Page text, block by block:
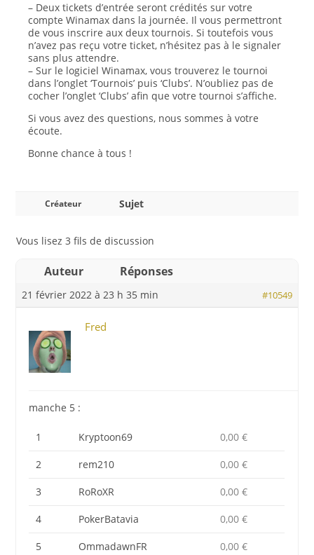
– Deux tickets d’entrée seront crédités sur votre
compte Winamax dans la journée. Il vous permettront
de vous inscrire aux deux tournois. Si toutefois vous
n’avez pas reçu votre ticket, n’hésitez pas à le signaler
sans plus attendre.
– Sur le logiciel Winamax, vous trouverez le tournoi
dans l’onglet ‘Tournois’ puis ‘Clubs’. N’oubliez pas de
cocher l’onglet ‘Clubs’ afin que votre tournoi s’affiche.
Si vous avez des questions, nous sommes à votre
écoute.
Bonne chance à tous !
Créateur Sujet
Vous lisez 3 fils de discussion
Auteur Réponses
21 février 2022 à 23 h 35 min #10549
Fred
manche 5 :
1 Kryptoon69 0,00 €
2 rem210 0,00 €
3 RoRoXR 0,00 €
4 PokerBatavia 0,00 €
5 OmmadawnFR 0,00 €